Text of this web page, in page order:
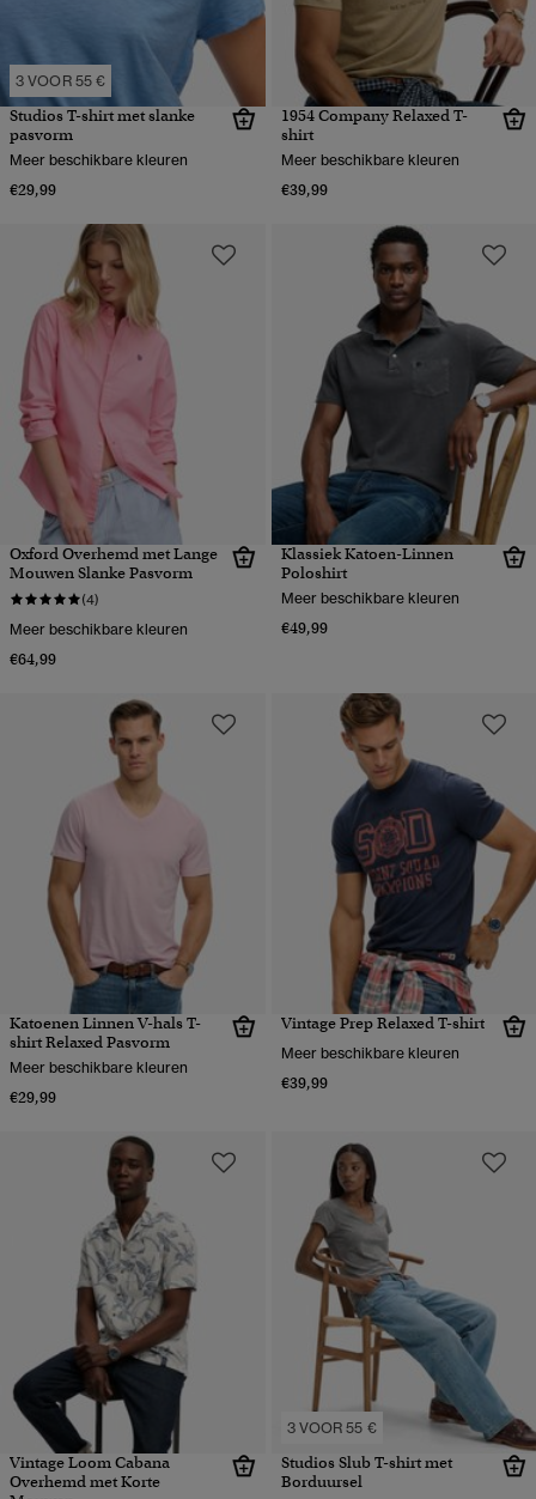
3 VOOR 55 €
Studios T-shirt met slanke
pasvorm
Meer beschikbare kleuren
€29,99
1954 Company Relaxed T-
shirt
Meer beschikbare kleuren
€39,99
Oxford Overhemd met Lange
Mouwen Slanke Pasvorm
(4)
Meer beschikbare kleuren
€64,99
Klassiek Katoen-Linnen
Poloshirt
Meer beschikbare kleuren
€49,99
Katoenen Linnen V-hals T-
shirt Relaxed Pasvorm
Meer beschikbare kleuren
€29,99
Vintage Prep Relaxed T-shirt
Meer beschikbare kleuren
€39,99
Vintage Loom Cabana
Overhemd met Korte
3 VOOR 55 €
Studios Slub T-shirt met
Borduursel